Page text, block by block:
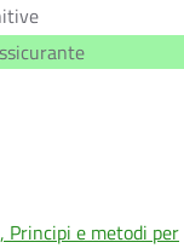
Principi e metodi per